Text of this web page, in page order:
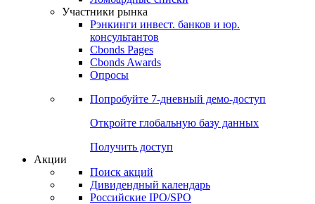
Участники рынка
Рэнкинги инвест. банков и юр.
консультантов
Cbonds Pages
Cbonds Awards
Опросы
Попробуйте 7-дневный демо-доступ
Откройте глобальную базу данных
Получить доступ
Акции
Поиск акций
Дивидендный календарь
Российские IPO/SPO